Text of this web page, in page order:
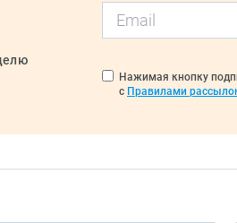
Нажимая кнопку
с Правилами